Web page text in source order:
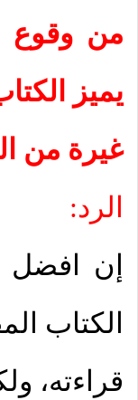
من وقوع
يميز
غيرة من
الرد:
إن افضل
الكتاب
قراءته،